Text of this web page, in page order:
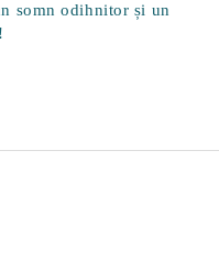
somn odihnitor și un